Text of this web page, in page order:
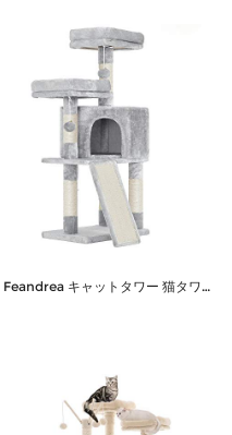
Feandrea キャットタワー 猫タワー 多頭飼い スロープ 段差あり 幅広い高台 運動不足解消 高さ115CM PCT141W01